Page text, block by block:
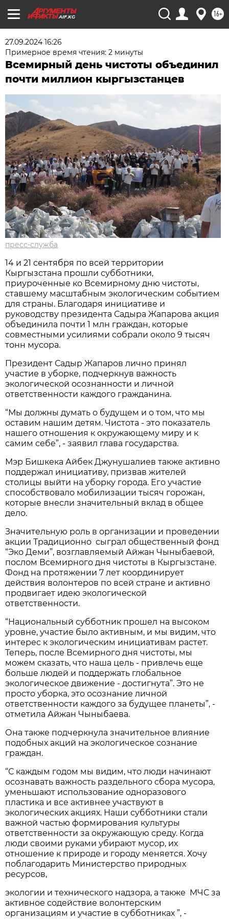
AIF.KG 16+
27.09.2024 16:26
Примерное время чтения: 2 минуты
Всемирный день чистоты объединил
почти миллион кыргызстанцев
пресс-служба
14 и 21 сентября по всей территории
Кыргызстана прошли субботники,
приуроченные ко Всемирному дню чистоты,
ставшему масштабным экологическим событием
для страны. Благодаря инициативе и
руководству президента Садыра Жапарова акция
объединила почти 1 млн граждан, которые
совместными усилиями собрали около 9 тысяч
тонн мусора.
Президент Садыр Жапаров лично принял
участие в уборке, подчеркнув важность
экологической осознанности и личной
ответственности каждого гражданина.
“Мы должны думать о будущем и о том, что мы
оставим нашим детям. Чистота - это показатель
нашего отношения к окружающему миру и к
самим себе”, - заявил глава государства.
Мэр Бишкека Айбек Джунушалиев также активно
поддержал инициативу, призвав жителей
столицы выйти на уборку города. Его участие
способствовало мобилизации тысяч горожан,
которые внесли значительный вклад в общее
дело.
Значительную роль в организации и проведении
акции Традиционно сыграл общественный фонд
“Эко Деми”, возглавляемый Айжан Чыныбаевой,
послом Всемирного дня чистоты в Кыргызстане.
Фонд на протяжении 7 лет координирует
действия волонтеров по всей стране и активно
продвигает идею экологической
ответственности.
“Национальный субботник прошел на высоком
уровне, участие было активным, и мы видим, что
интерес к экологическим инициативам растет.
Теперь, после Всемирного дня чистоты, мы
можем сказать, что наша цель - привлечь еще
больше людей и поддержать глобальное
экологическое движение - достигнута”. Это не
просто уборка, это осознание личной
ответственности каждого за будущее планеты”, -
отметила Айжан Чыныбаева.
Она также подчеркнула значительное влияние
подобных акций на экологическое сознание
граждан.
“С каждым годом мы видим, что люди начинают
осознавать важность раздельного сбора мусора,
уменьшают использование одноразового
пластика и все активнее участвуют в
экологических акциях. Наши субботники стали
важной частью формирования культуры
ответственности за окружающую среду. Когда
люди своими руками убирают мусор, их
отношение к природе и городу меняется. Хочу
поблагодарить Министерство природных
ресурсов,
экологии и технического надзора, а также МЧС за
активное содействие волонтерским
организациям и участие в субботниках ”, -